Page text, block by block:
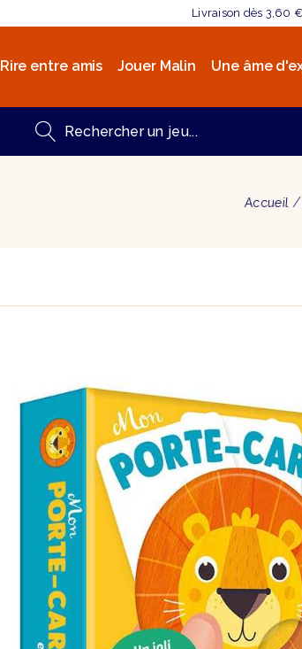
Livraison dès 3,60 €
Rire entre amis Jouer Malin Une âme
Accueil